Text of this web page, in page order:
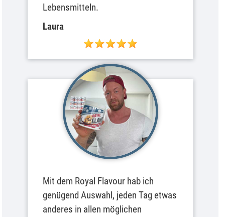
Lebensmitteln.
Laura
Mit dem Royal Flavour hab ich
genügend Auswahl, jeden Tag etwas
anderes in allen möglichen